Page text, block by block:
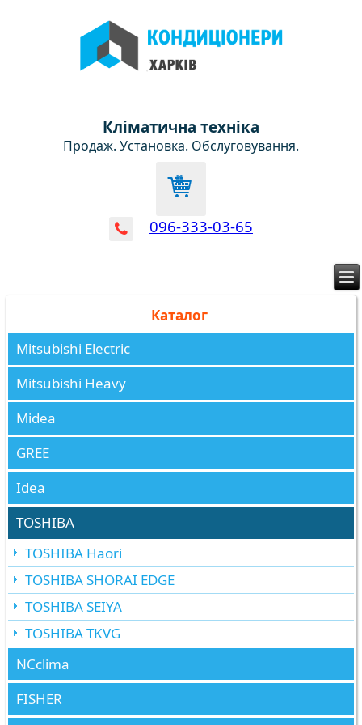
Кліматична техніка
Продаж. Установка. Обслуговування.
096-333-03-65
Каталог
Mitsubishi Electric
Mitsubishi Heavy
Midea
GREE
Idea
TOSHIBA
TOSHIBA Haori
TOSHIBA SHORAI EDGE
TOSHIBA SEIYA
TOSHIBA TKVG
NCclima
FISHER